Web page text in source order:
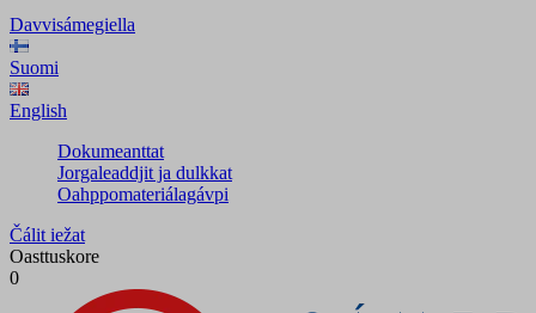
Davvisámegiella
Suomi
English
Dokumeanttat
Jorgaleaddjit ja dulkkat
Oahppomateriálagávpi
Čálit iežat
Oasttuskore
0